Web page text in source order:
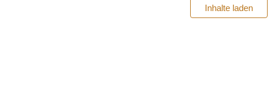
Inhalte laden